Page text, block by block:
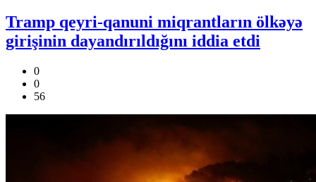
Tramp qeyri-qanuni miqrantların ölkəyə
girişinin dayandırıldığını iddia etdi
0
0
56